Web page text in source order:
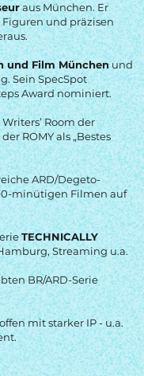
aus München. Er
und präzisen
und Film Münchenund
Sein SpecSpot
Award nominiert.
Room der
ROMY als „Bestes
ARD/Degeto-
minütigen Filmen auf
TECHNICALLY
Streaming u.a.
BR/ARD-Serie
mit starker IP - u.a.